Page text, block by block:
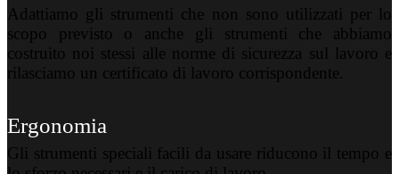
Adattiamo gli strumenti che non sono utilizzati per lo
scopo previsto o anche gli strumenti che abbiamo
costruito noi stessi alle norme di sicurezza sul lavoro e
rilasciamo un certificato di lavoro corrispondente.
Ergonomia
Gli strumenti speciali facili da usare riducono il tempo e